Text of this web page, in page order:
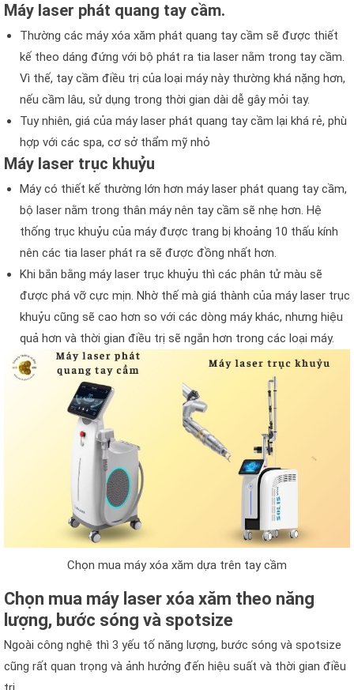
Máy laser phát quang tay cầm.
Thường các máy xóa xăm phát quang tay cầm sẽ được thiết
kế theo dáng đứng với bộ phát ra tia laser nằm trong tay cầm.
Vì thế, tay cầm điều trị của loại máy này thường khá nặng hơn,
nếu cầm lâu, sử dụng trong thời gian dài dễ gây mỏi tay.
Tuy nhiên, giá của máy laser phát quang tay cầm lại khá rẻ, phù
hợp với các spa, cơ sở thẩm mỹ nhỏ
Máy laser trục khuỷu
Máy có thiết kế thường lớn hơn máy laser phát quang tay cầm,
bộ laser nằm trong thân máy nên tay cầm sẽ nhẹ hơn. Hệ
thống trục khuỷu của máy được trang bị khoảng 10 thấu kính
nên các tia laser phát ra sẽ được đồng nhất hơn.
Khi bắn bằng máy laser trục khuỷu thì các phân tử màu sẽ
được phá vỡ cực mịn. Nhờ thế mà giá thành của máy laser trục
khuỷu cũng sẽ cao hơn so với các dòng máy khác, nhưng hiệu
quả hơn và thời gian điều trị sẽ ngắn hơn trong các loại máy.
Chọn mua máy xóa xăm dựa trên tay cầm
Chọn mua máy laser xóa xăm theo năng
lượng, bước sóng và spotsize
Ngoài công nghệ thì 3 yếu tố năng lượng, bước sóng và spotsize
cũng rất quan trọng và ảnh hưởng đến hiệu suất và thời gian điều